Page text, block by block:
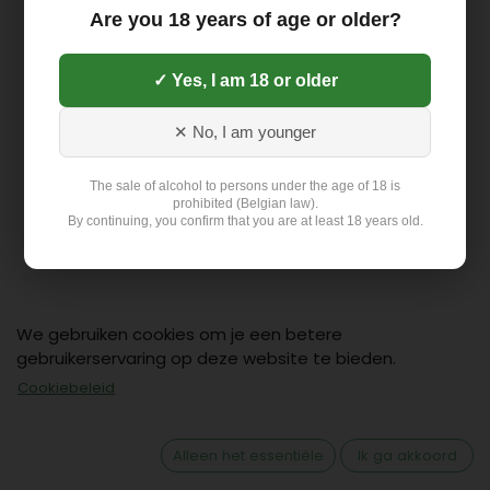
Contact
Klant: +32 499 19 01 88
hello@flex-delivery.be
We gebruiken cookies om je een betere
gebruikerservaring op deze website te bieden.
Cookiebeleid
Alleen het essentiële Ik ga akkoord
Are you 18 years of age or older?
✓ Yes, I am 18 or older
✕ No, I am younger
The sale of alcohol to persons under the age of 18 is
prohibited (Belgian law).
By continuing, you confirm that you are at least 18 years old.